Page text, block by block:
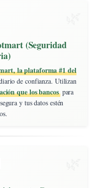
(Seguridad
la plataforma #1 del
de confianza. Utilizan
que los bancospara
y tus datos estén